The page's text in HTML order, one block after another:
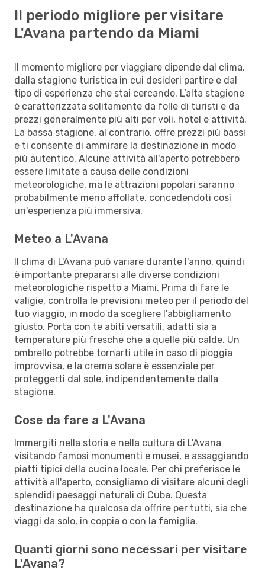
Il periodo migliore per visitare
L'Avana partendo da Miami
Il momento migliore per viaggiare dipende dal clima,
dalla stagione turistica in cui desideri partire e dal
tipo di esperienza che stai cercando. L’alta stagione
è caratterizzata solitamente da folle di turisti e da
prezzi generalmente più alti per voli, hotel e attività.
La bassa stagione, al contrario, offre prezzi più bassi
e ti consente di ammirare la destinazione in modo
più autentico. Alcune attività all'aperto potrebbero
essere limitate a causa delle condizioni
meteorologiche, ma le attrazioni popolari saranno
probabilmente meno affollate, concedendoti così
un'esperienza più immersiva.
Meteo a L'Avana
Il clima di L'Avana può variare durante l'anno, quindi
è importante prepararsi alle diverse condizioni
meteorologiche rispetto a Miami. Prima di fare le
valigie, controlla le previsioni meteo per il periodo del
tuo viaggio, in modo da scegliere l'abbigliamento
giusto. Porta con te abiti versatili, adatti sia a
temperature più fresche che a quelle più calde. Un
ombrello potrebbe tornarti utile in caso di pioggia
improvvisa, e la crema solare è essenziale per
proteggerti dal sole, indipendentemente dalla
stagione.
Cose da fare a L'Avana
Immergiti nella storia e nella cultura di L'Avana
visitando famosi monumenti e musei, e assaggiando
piatti tipici della cucina locale. Per chi preferisce le
attività all'aperto, consigliamo di visitare alcuni degli
splendidi paesaggi naturali di Cuba. Questa
destinazione ha qualcosa da offrire per tutti, sia che
viaggi da solo, in coppia o con la famiglia.
Quanti giorni sono necessari per visitare
L'Avana?